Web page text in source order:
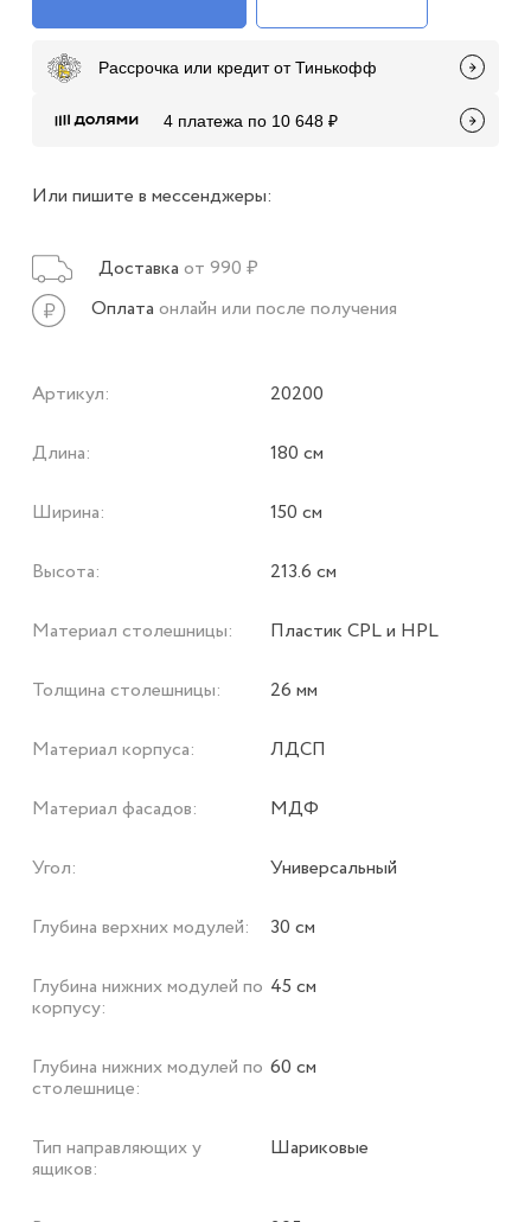
Рассрочка или кредит от Тинькофф
4 платежа по 10 648 ₽
Или пишите в мессенджеры:
Доставка от 990 ₽
Оплата онлайн или после получения
Артикул: 20200
Длина: 180 см
Ширина: 150 см
Высота: 213.6 см
Материал столешницы: Пластик CPL и HPL
Толщина столешницы: 26 мм
Материал корпуса: ЛДСП
Материал фасадов: МДФ
Угол: Универсальный
Глубина верхних модулей: 30 см
Глубина нижних модулей по
корпусу:
45 см
Глубина нижних модулей по
столешнице:
60 см
Тип направляющих у
ящиков:
Шариковые